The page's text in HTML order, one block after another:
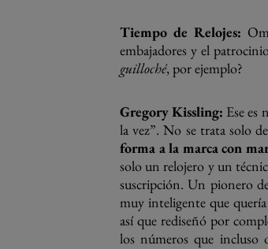
Tiempo de Relojes:
embajadores y el
guilloché, por ejemplo?
Gregory Kissling: Ese es
la vez”. No se trata solo
forma a la marca con
solo un relojero y un
suscripción. Un pionero
muy inteligente que
así que rediseñó por
los números que incluso